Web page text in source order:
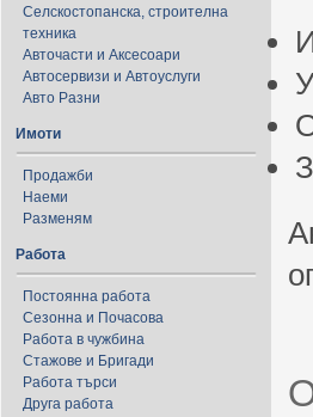
Селскостопанска, строителна
техника
Авточасти и Аксесоари
Автосервизи и Автоуслуги
Авто Разни
Имоти
Продажби
Наеми
Разменям
Работа
Постоянна работа
Сезонна и Почасова
Работа в чужбина
Стажове и Бригади
Работа търси
Друга работа